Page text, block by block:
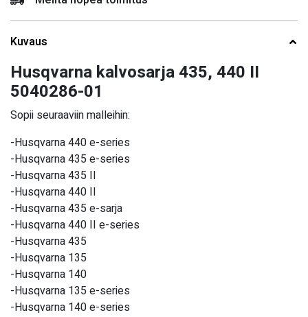
Kuvaus
Husqvarna kalvosarja 435, 440 II
5040286-01
Sopii seuraaviin malleihin:
-Husqvarna 440 e-series
-Husqvarna 435 e-series
-Husqvarna 435 II
-Husqvarna 440 II
-Husqvarna 435 e-sarja
-Husqvarna 440 II e-series
-Husqvarna 435
-Husqvarna 135
-Husqvarna 140
-Husqvarna 135 e-series
-Husqvarna 140 e-series